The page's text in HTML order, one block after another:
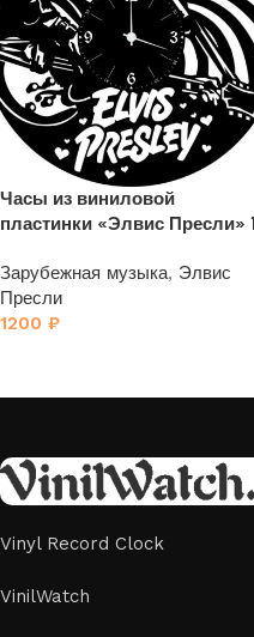
Часы из виниловой
пластинки «Элвис Пресли» 1
Зарубежная музыка, Элвис
Пресли
1200 ₽
Vinyl Record Clock
VinilWatch